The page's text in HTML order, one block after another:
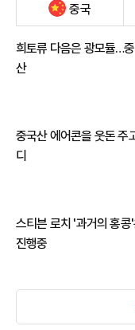
중국
희토류 다음은 광모듈…
산
중국산 에어콘을 웃돈 주
디
스티븐 로치 '과거의 홍
진행중